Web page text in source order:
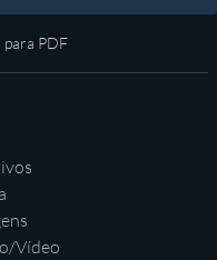
PDF
Vídeo